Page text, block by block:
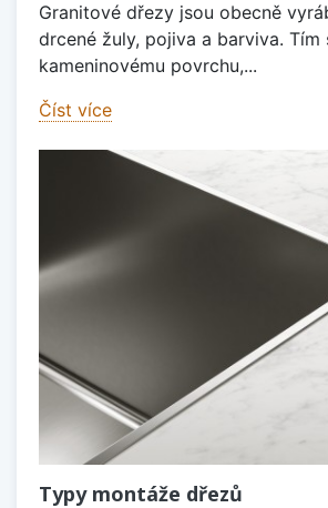
Granitové dřezy jsou obecně
drcené žuly, pojiva a barviva. Tím
kameninovému povrchu,...
Číst více
Typy montáže dřezů